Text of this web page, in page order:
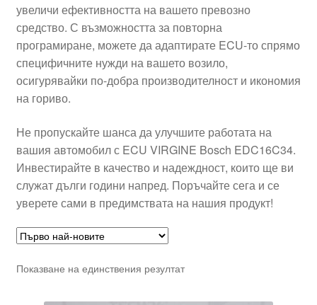
Транспорт
увеличи ефективността на вашето превозно
средство. С възможността за повторна
програмиране, можете да адаптирате ECU-то спрямо
специфичните нужди на вашето возило,
осигурявайки по-добра производителност и икономия
на гориво.
Не пропускайте шанса да улучшите работата на
вашия автомобил с ECU VIRGINE Bosch EDC16C34.
Инвестирайте в качество и надеждност, които ще ви
служат дълги години напред. Поръчайте сега и се
уверете сами в предимствата на нашия продукт!
Показване на единствения резултат